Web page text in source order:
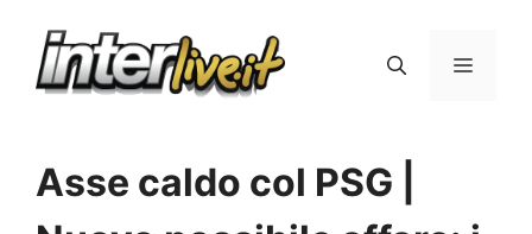
Menu
Asse caldo col PSG |